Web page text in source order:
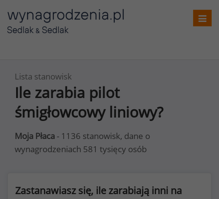
Lista stanowisk
Ile zarabia pilot
śmigłowcowy liniowy?
Moja Płaca - 1136 stanowisk, dane o
wynagrodzeniach 581 tysięcy osób
Zastanawiasz się, ile zarabiają inni na